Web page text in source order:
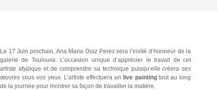
Le 17 Juin prochain, Ana Maria Diaz Perez sera l’invité d’honneur de la
galerie de Toulouse. L’occasion unique d’apprécier le travail de cet
artiste atypique et de comprendre sa technique puisqu’elle créera ses
œuvres sous vos yeux. L’artiste effectuera un
live paintingtout au long
de la journée pour montrer sa façon de travailler la matière.